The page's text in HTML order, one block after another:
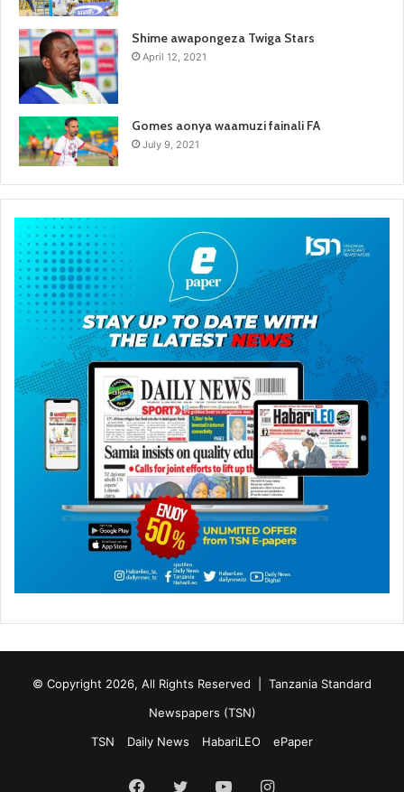
Shime awapongeza Twiga Stars
April 12, 2021
Gomes aonya waamuzi fainali FA
July 9, 2021
© Copyright 2026, All Rights Reserved | Tanzania Standard
Newspapers (TSN)
TSN
Daily News HabariLEO ePaper
Facebook
Twitter YouTubeInstagram